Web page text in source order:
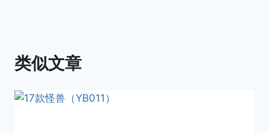
类似文章